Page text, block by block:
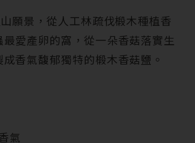
願景，從人工林疏伐椴木種植香
愛產卵的窩，從一朵香菇落實生
香氣馥郁獨特的椴木香菇鹽。
氣